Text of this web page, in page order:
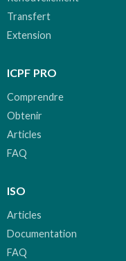
Transfert
Extension
ICPF PRO
Comprendre
Obtenir
Articles
FAQ
ISO
Articles
Documentation
FAQ